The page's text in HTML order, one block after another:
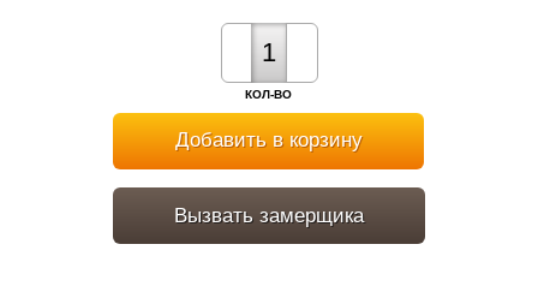
КОЛ-ВО
Добавить в корзину
Вызвать замерщика